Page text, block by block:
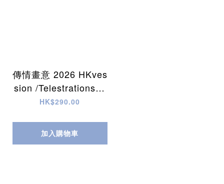
傳情畫意 2026 HKves
sion /Telestrations H
K version
HK$290.00
加入購物車